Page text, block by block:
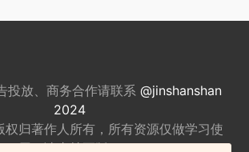
投放、商务合作请联系 @jinshanshan
2024
权归著作人所有，所有资源仅做学习使
用，请支持正版。